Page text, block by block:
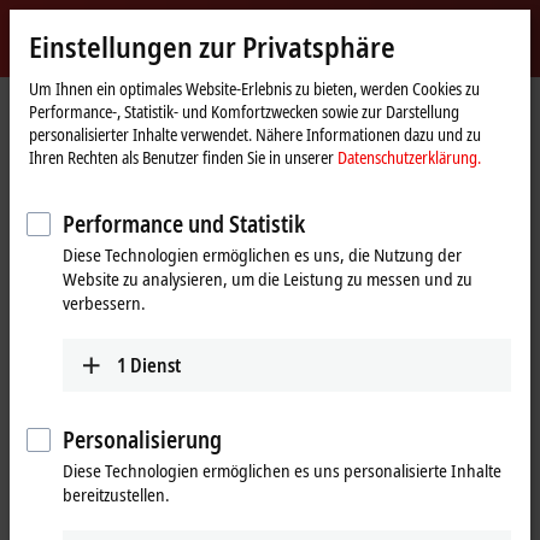
Beckhoff
-
New
Automation
Technology
myBeckhoff
StartseiteUnternehmen News SPS IPC Drives 2016 | Tag 3
Mit Klick auf "Akzeptieren" zeigen wir das Video und passen die
Einstellung zur Privatsphäre an, dabei wird externer Inhalt von
Vimeo geladen. Beachten Sie dazu bitte unsere
25.11.2016
Einstellungen zur Privatsphäre
Um Ihnen ein optimales Website-Erlebnis zu bieten, werden Cookies zu
Performance-, Statistik- und Komfortzwecken sowie zur Darstellung
personalisierter Inhalte verwendet. Nähere Informationen dazu und zu
Ihren Rechten als Benutzer finden Sie in unserer Datenschutzerklärung.
Performance und Statistik
Diese Technologien ermöglichen es uns, die Nutzung der
Website zu analysieren, um die Leistung zu messen und zu
verbessern.
1 Dienst
Personalisierung
Diese Technologien ermöglichen es uns personalisierte Inhalte
bereitzustellen.